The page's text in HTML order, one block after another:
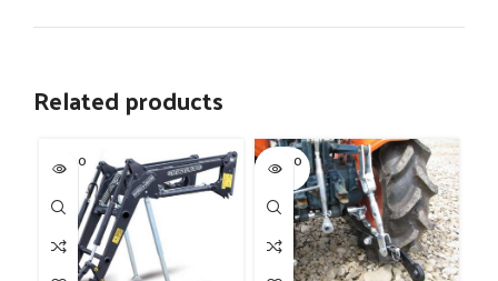
Related products
SOLD O
UT
SOLD O
UT